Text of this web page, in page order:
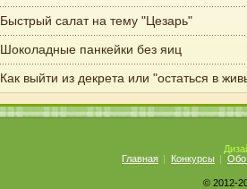
Быстрый салат на тему "Цезарь"
Шоколадные панкейки без яиц
Как выйти из декрета или "остаться в
Главная
Конкурсы Обо
© 2012-